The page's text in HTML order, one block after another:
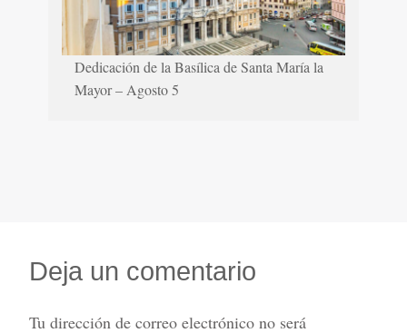
Dedicación de la Basílica de Santa María la
Mayor – Agosto 5
Deja un comentario
Tu dirección de correo electrónico no será